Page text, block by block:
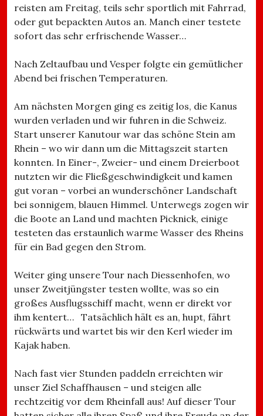
reisten am Freitag, teils sehr sportlich mit Fahrrad,
oder gut bepackten Autos an. Manch einer testete
sofort das sehr erfrischende Wasser…
Nach Zeltaufbau und Vesper folgte ein gemütlicher
Abend bei frischen Temperaturen.
Am nächsten Morgen ging es zeitig los, die Kanus
wurden verladen und wir fuhren in die Schweiz.
Start unserer Kanutour war das schöne Stein am
Rhein – wo wir dann um die Mittagszeit starten
konnten. In Einer-, Zweier- und einem Dreierboot
nutzten wir die Fließgeschwindigkeit und kamen
gut voran – vorbei an wunderschöner Landschaft
bei sonnigem, blauen Himmel. Unterwegs zogen wir
die Boote an Land und machten Picknick, einige
testeten das erstaunlich warme Wasser des Rheins
für ein Bad gegen den Strom.
Weiter ging unsere Tour nach Diessenhofen, wo
unser Zweitjüngster testen wollte, was so ein
großes Ausflugsschiff macht, wenn er direkt vor
ihm kentert… Tatsächlich hält es an, hupt, fährt
rückwärts und wartet bis wir den Kerl wieder im
Kajak haben.
Nach fast vier Stunden paddeln erreichten wir
unser Ziel Schaffhausen – und steigen alle
rechtzeitig vor dem Rheinfall aus! Auf dieser Tour